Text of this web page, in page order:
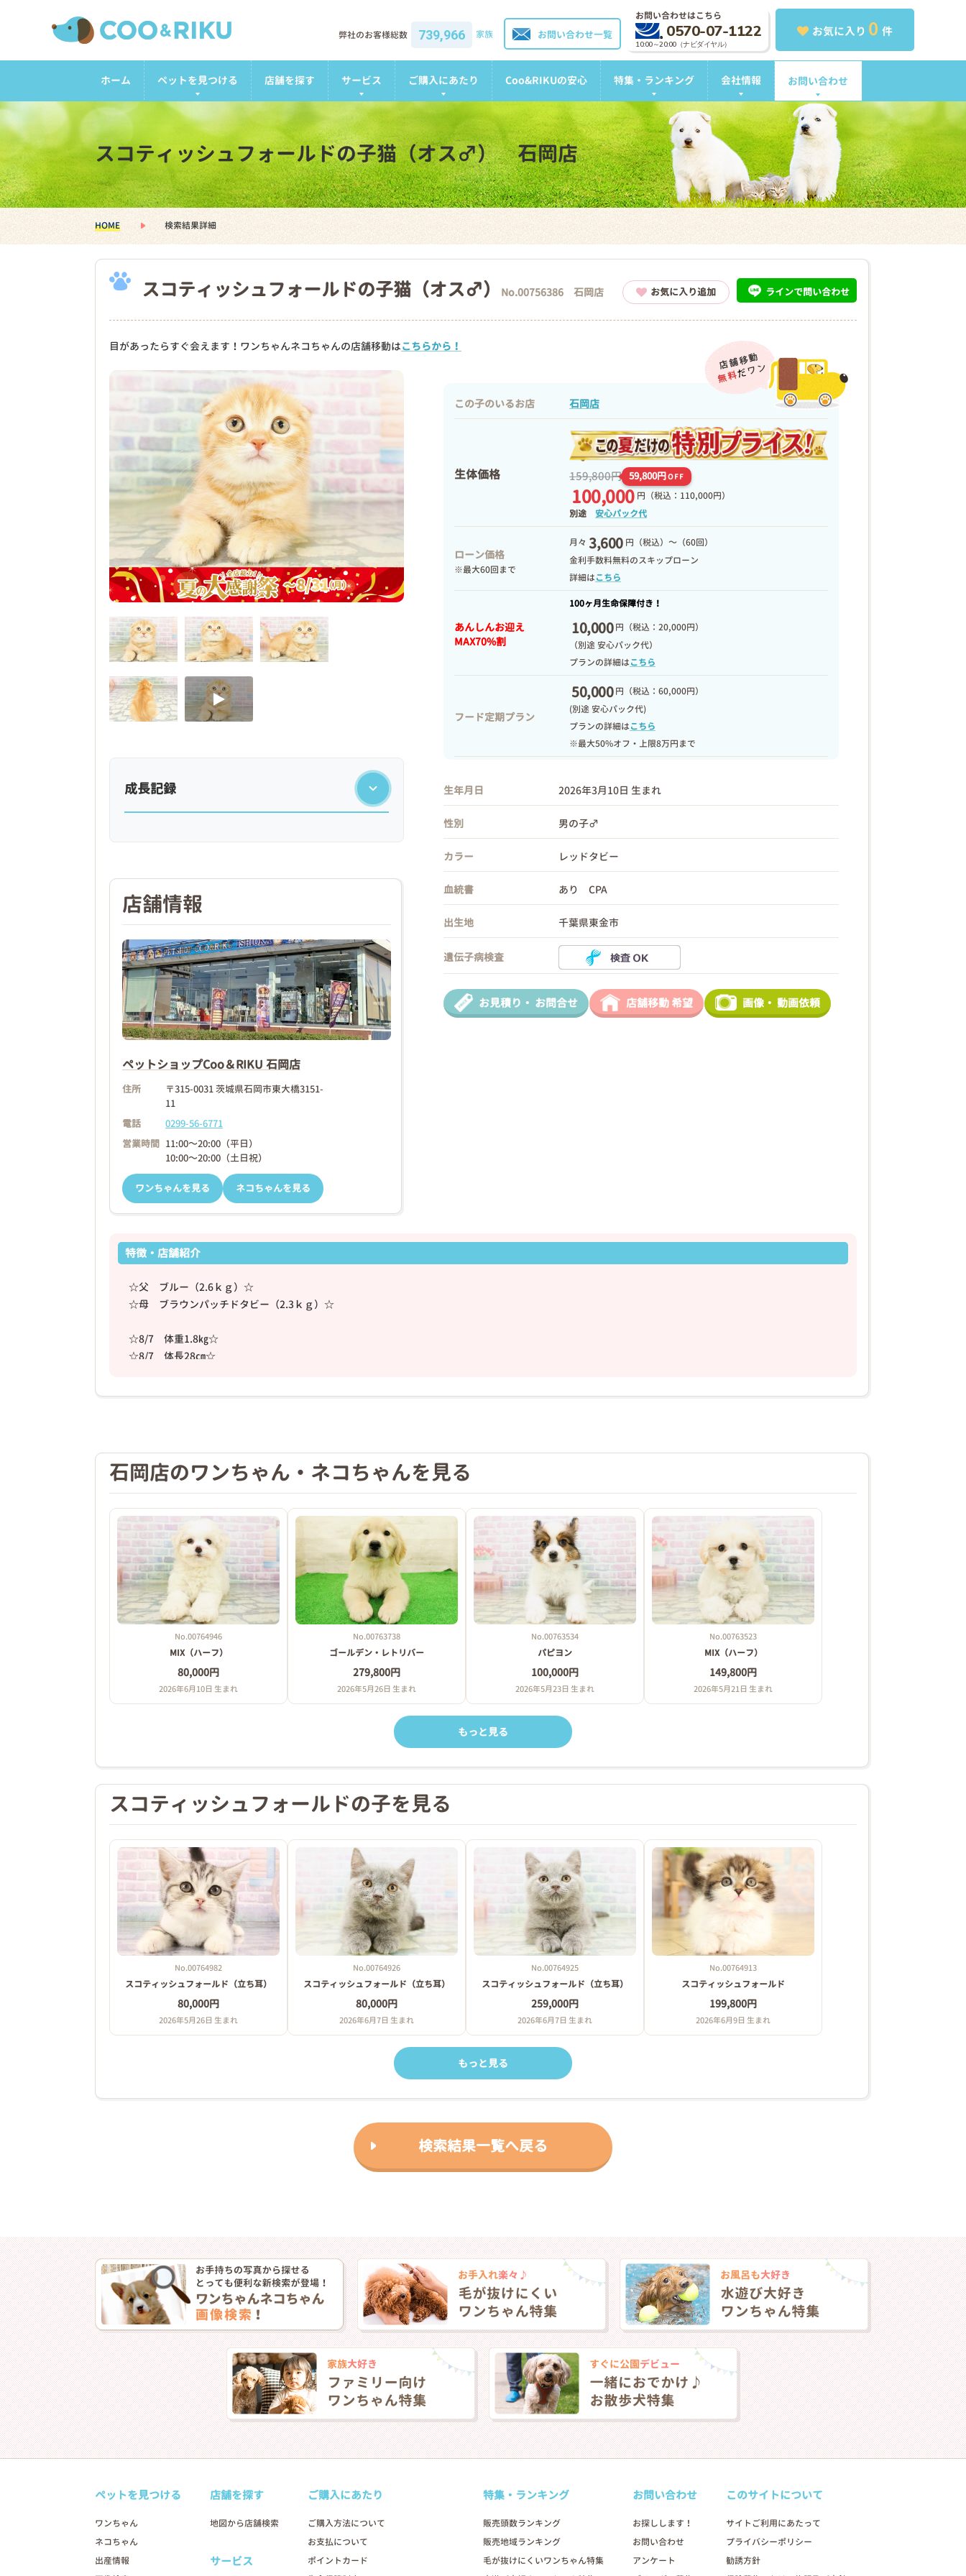
お気に入り 0 件
お問い合わせはこちら
0570-07-1122
10:00～20:00（ナビダイヤル）
お問い合わせ一覧
弊社のお客様総数 739,966 家族
ホーム ペットを見つける 店舗を探す サービス ご購入にあたり Coo&RIKUの安心 特集・ランキング 会社情報 お問い合わせ
スコティッシュフォールドの子猫（オス♂） 石岡店
HOME 検索結果詳細
スコティッシュフォールドの子猫（オス♂） No.00756386 石岡店 お気に入り追加 ラインで問い合わせ
目があったらすぐ会えます！ワンちゃんネコちゃんの店舗移動はこちらから！
成長記録
2026年03月18日
❯
2026年03月18日
❮
この子のいるお店 石岡店
生体価格 159,800円 59,800円OFF
100,000 円 （税込：110,000円）
別途 安心パック代
ローン価格
※最大60回まで
月々 3,600 円（税込）～（60回）
金利手数料無料のスキップローン
詳細はこちら
あんしんお迎え
MAX70%割
100ヶ月生命保障付き！
10,000 円 （税込：20,000円）
（別途 安心パック代）
プランの詳細はこちら
フード定期プラン
50,000 円 （税込：60,000円）
(別途 安心パック代)
プランの詳細はこちら
※最大50%オフ・上限8万円まで
生年月日 2026年3月10日 生まれ
性別 男の子♂
カラー レッドタビー
血統書 あり CPA
出生地 千葉県東金市
遺伝子病検査
お見積り・ お問合せ 店舗移動希望 画像・ 動画依頼
店舗情報
ペットショップCoo＆RIKU 石岡店
住所
〒315-0031 茨城県石岡市東大橋3151-
11
電話
0299-56-6771
営業時間 11:00～20:00（平日）
10:00～20:00（土日祝）
ワンちゃんを見る ネコちゃんを見る
特徴・店舗紹介
☆父 ブルー（2.6ｋｇ）☆
☆母 ブラウンパッチドタビー（2.3ｋｇ）☆
☆8/7 体重1.8㎏☆
☆8/7 体長28㎝☆
石岡店のワンちゃん・ネコちゃんを見る
No.00764946
MIX（ハーフ）
80,000円
2026年6月10日 生まれ
No.00763738
ゴールデン・レトリバー
279,800円
2026年5月26日 生まれ
No.00763534
パピヨン
100,000円
2026年5月23日 生まれ
No.00763523
MIX（ハーフ）
149,800円
2026年5月21日 生まれ
もっと見る
スコティッシュフォールドの子を見る
No.00764982
スコティッシュフォールド（立ち耳）
80,000円
2026年5月26日 生まれ
No.00764926
スコティッシュフォールド（立ち耳）
80,000円
2026年6月7日 生まれ
No.00764925
スコティッシュフォールド（立ち耳）
259,000円
2026年6月7日 生まれ
No.00764913
スコティッシュフォールド
199,800円
2026年6月9日 生まれ
もっと見る
検索結果一覧へ戻る
ペットを見つける
ワンちゃん
ネコちゃん
出産情報
店舗を探す
地図から店舗検索
サービス
ご購入にあたり
ご購入方法について
お支払について
ポイントカード
特集・ランキング
販売頭数ランキング
販売地域ランキング
毛が抜けにくいワンちゃん特集
お問い合わせ
お探しします！
お問い合わせ
アンケート
このサイトについて
サイトご利用にあたって
プライバシーポリシー
勧誘方針